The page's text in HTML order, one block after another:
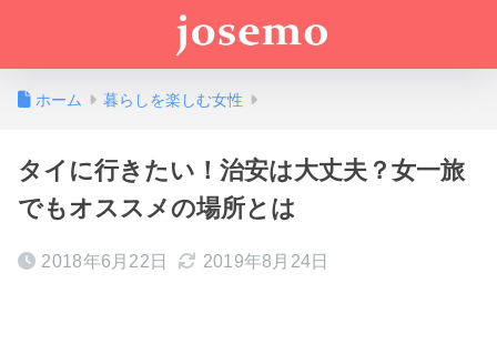
ホーム 暮らしを楽しむ女性
タイに行きたい！治安は大丈夫？女一旅
でもオススメの場所とは
2018年6月22日 2019年8月24日